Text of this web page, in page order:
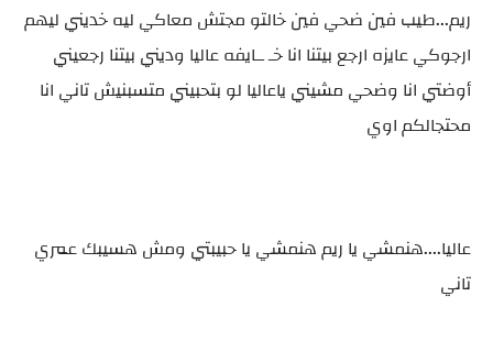
ريم...طيب فين ضحي فين خالتو مجتش معاكي ليه خديني ليهم
ارجوكي عايزه ارجع بيتنا انا خـ ــايفه عاليا وديني بيتنا رجعيني
أوضتي انا وضحي مشيني ياعاليا لو بتحبيني متسبنيش تاني انا
محتجالكم اوي
عاليا....هنمشي يا ريم هنمشي يا حبيبتي ومش هسيبك عمري
تاني